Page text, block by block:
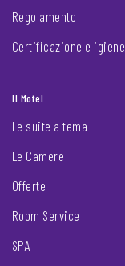
Regolamento
Certificazione e igiene
Il Motel
Le suite a tema
Le Camere
Offerte
Room Service
SPA